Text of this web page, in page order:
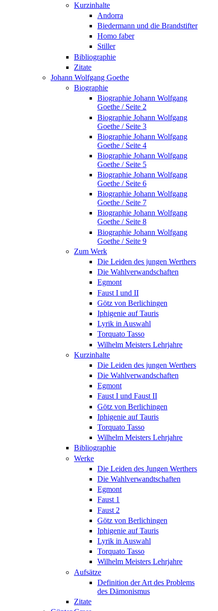
Kurzinhalte
Andorra
Biedermann und die Brandstifter
Homo faber
Stiller
Bibliographie
Zitate
Johann Wolfgang Goethe
Biographie
Biographie Johann Wolfgang
Goethe / Seite 2
Biographie Johann Wolfgang
Goethe / Seite 3
Biographie Johann Wolfgang
Goethe / Seite 4
Biographie Johann Wolfgang
Goethe / Seite 5
Biographie Johann Wolfgang
Goethe / Seite 6
Biographie Johann Wolfgang
Goethe / Seite 7
Biographie Johann Wolfgang
Goethe / Seite 8
Biographie Johann Wolfgang
Goethe / Seite 9
Zum Werk
Die Leiden des jungen Werthers
Die Wahlverwandschaften
Egmont
Faust I und II
Götz von Berlichingen
Iphigenie auf Tauris
Lyrik in Auswahl
Torquato Tasso
Wilhelm Meisters Lehrjahre
Kurzinhalte
Die Leiden des jungen Werthers
Die Wahlverwandschaften
Egmont
Faust I und Faust II
Götz von Berlichingen
Iphigenie auf Tauris
Torquato Tasso
Wilhelm Meisters Lehrjahre
Bibliographie
Werke
Die Leiden des Jungen Werthers
Die Wahlverwandtschaften
Egmont
Faust 1
Faust 2
Götz von Berlichingen
Iphigenie auf Tauris
Lyrik in Auswahl
Torquato Tasso
Wilhelm Meisters Lehrjahre
Aufsätze
Definition der Art des Problems
des Dämonismus
Zitate